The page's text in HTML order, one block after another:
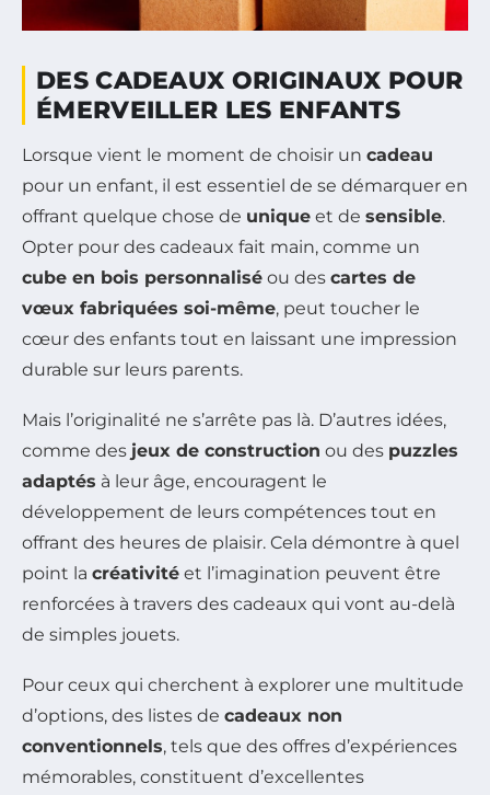
DES CADEAUX ORIGINAUX POUR
ÉMERVEILLER LES ENFANTS
Lorsque vient le moment de choisir un cadeau
pour un enfant, il est essentiel de se démarquer en
offrant quelque chose de unique et de sensible.
Opter pour des cadeaux fait main, comme un
cube en bois personnalisé ou des cartes de
vœux fabriquées soi-même, peut toucher le
cœur des enfants tout en laissant une impression
durable sur leurs parents.
Mais l’originalité ne s’arrête pas là. D’autres idées,
comme des jeux de construction ou des puzzles
adaptés à leur âge, encouragent le
développement de leurs compétences tout en
offrant des heures de plaisir. Cela démontre à quel
point la créativité et l’imagination peuvent être
renforcées à travers des cadeaux qui vont au-delà
de simples jouets.
Pour ceux qui cherchent à explorer une multitude
d’options, des listes de cadeaux non
conventionnels, tels que des offres d’expériences
mémorables, constituent d’excellentes